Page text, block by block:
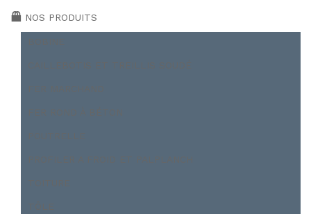
NOS PRODUITS